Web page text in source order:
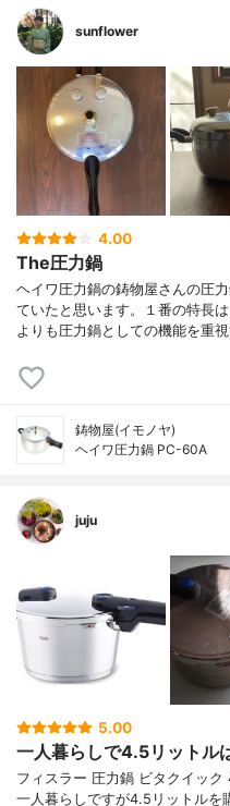
sunflower
4.00
The圧力鍋
ヘイワ圧力鍋の鋳物屋さんの圧
ていたと思います。１番の特長
よりも圧力鍋としての機能を重
鋳物屋(イモノヤ)
ヘイワ圧力鍋 PC-60A
juju
5.00
一人暮らしで4.5リットル
フィスラー 圧力鍋 ビタクイッ
一人暮らしですが4.5リットルを